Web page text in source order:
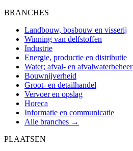
BRANCHES
Landbouw, bosbouw en visserij
Winning van delfstoffen
Industrie
Energie, productie en distributie
Water; afval- en afvalwaterbeheer
Bouwnijverheid
Groot- en detailhandel
Vervoer en opslag
Horeca
Informatie en communicatie
Alle branches →
PLAATSEN